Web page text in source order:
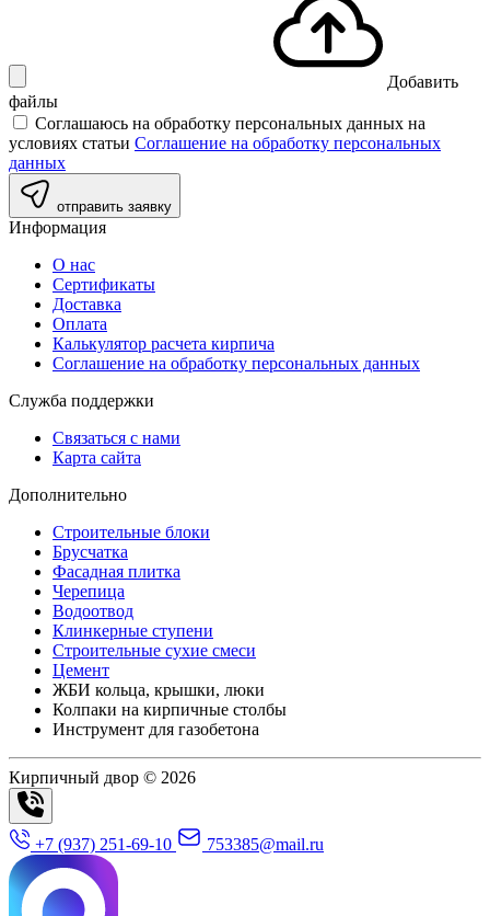
Добавить
файлы
Соглашаюсь на обработку персональных данных на
условиях статьи Соглашение на обработку персональных
данных
отправить заявку
Информация
О нас
Сертификаты
Доставка
Оплата
Калькулятор расчета кирпича
Соглашение на обработку персональных данных
Служба поддержки
Связаться с нами
Карта сайта
Дополнительно
Строительные блоки
Брусчатка
Фасадная плитка
Черепица
Водоотвод
Клинкерные ступени
Строительные сухие смеси
Цемент
ЖБИ кольца, крышки, люки
Колпаки на кирпичные столбы
Инструмент для газобетона
Кирпичный двор © 2026
+7 (937) 251-69-10 753385@mail.ru